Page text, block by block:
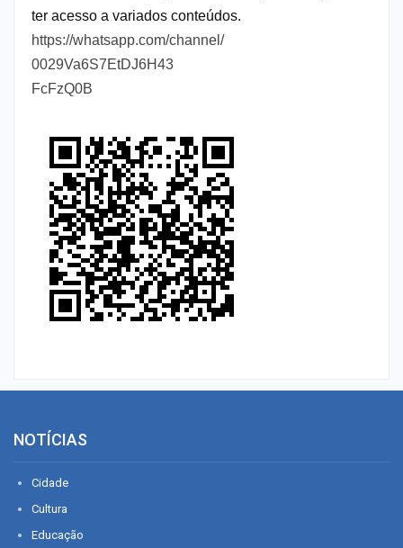
ter acesso a variados conteúdos.
https://whatsapp.com/channel/
0029Va6S7EtDJ6H43
FcFzQ0B
NOTÍCIAS
Cidade
Cultura
Educação